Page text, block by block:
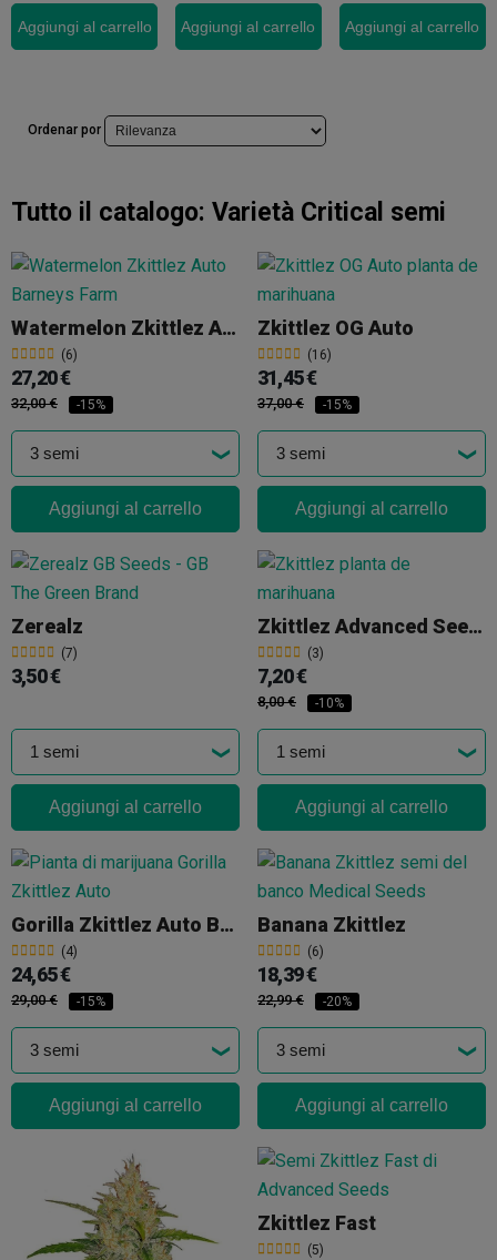
Aggiungi al carrello Aggiungi al carrello Aggiungi al carrello
Ordenar por
Tutto il catalogo: Varietà Critical semi
Watermelon Zkittlez Auto
(6)
27,20 €
32,00 € -15%
Aggiungi al carrello
Zkittlez OG Auto
(16)
31,45 €
37,00 € -15%
Aggiungi al carrello
Zerealz
(7)
3,50 €
Aggiungi al carrello
Zkittlez Advanced Seeds
(3)
7,20 €
8,00 € -10%
Aggiungi al carrello
Gorilla Zkittlez Auto Barney's Farm
(4)
24,65 €
29,00 € -15%
Aggiungi al carrello
Banana Zkittlez
(6)
18,39 €
22,99 € -20%
Aggiungi al carrello
Zkittlez Fast
(5)